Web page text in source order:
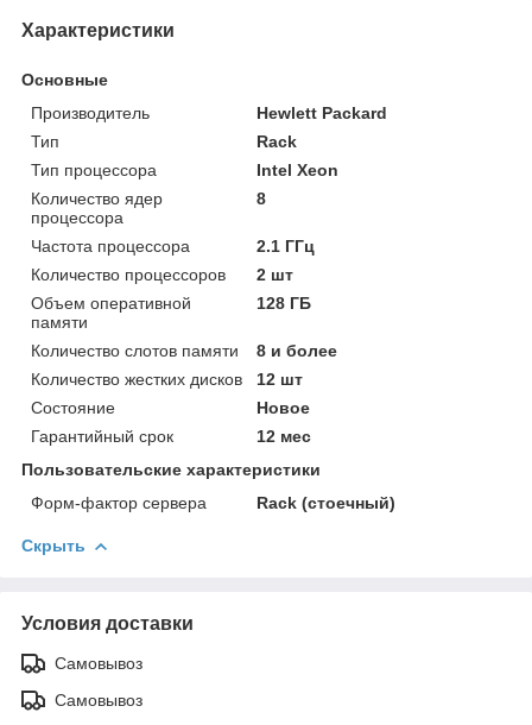
Характеристики
Основные
Производитель
Hewlett Packard
Тип
Rack
Тип процессора
Intel Xeon
Количество ядер
процессора
8
Частота процессора
2.1 ГГц
Количество процессоров
2 шт
Объем оперативной
памяти
128 ГБ
Количество слотов памяти
8 и более
Количество жестких дисков
12 шт
Состояние
Новое
Гарантийный срок
12 мес
Пользовательские характеристики
Форм-фактор сервера
Rack (стоечный)
Скрыть
Условия доставки
Самовывоз
Самовывоз